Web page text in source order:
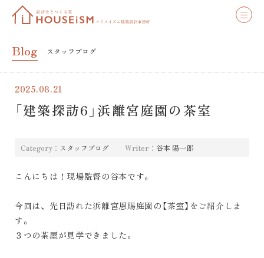
Blog スタッフブログ
2025.08.21
「建築探訪6」浜離宮庭園の茶室
Category： スタッフブログ Writer：谷本 陽一郎
こんにちは！現場監督の谷本です。
今回は、先日訪れた浜離宮恩賜庭園の【茶室】をご紹介しま
す。
３つの茶屋が見学できました。